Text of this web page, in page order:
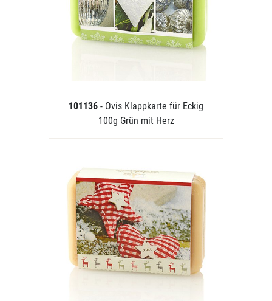
101136 - Ovis Klappkarte für Eckig
100g Grün mit Herz